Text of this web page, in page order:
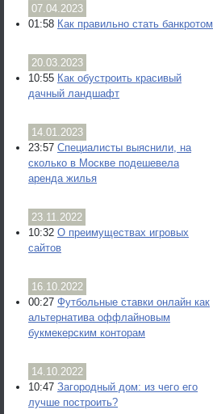
07.04.2023
01:58 Как правильно стать банкротом
20.03.2023
10:55 Как обустроить красивый
дачный ландшафт
14.01.2023
23:57 Специалисты выяснили, на
сколько в Москве подешевела
аренда жилья
23.11.2022
10:32 О преимуществах игровых
сайтов
16.10.2022
00:27 Футбольные ставки онлайн как
альтернатива оффлайновым
букмекерским конторам
14.10.2022
10:47 Загородный дом: из чего его
лучше построить?